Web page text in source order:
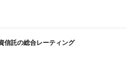
信託の総合レーティング